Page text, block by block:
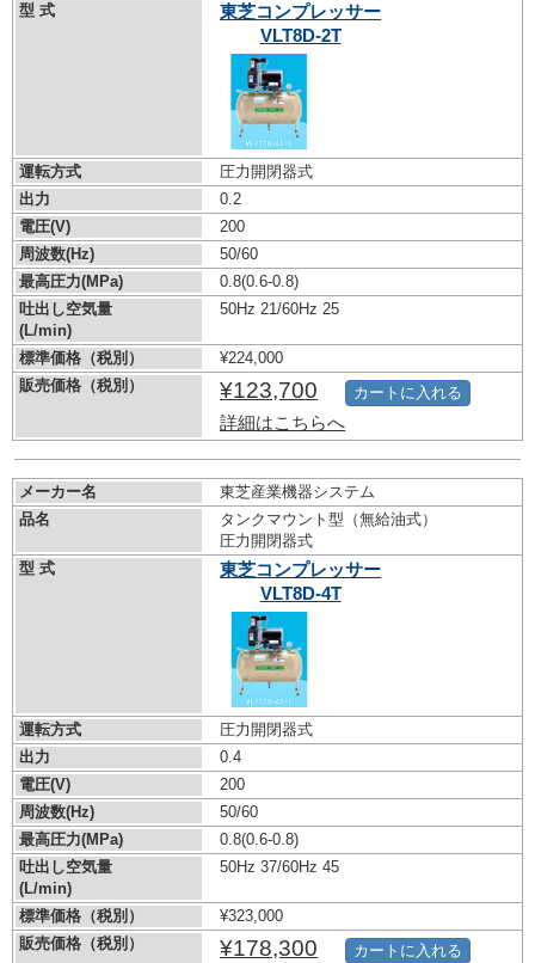
型 式
東芝コンプレッサー
VLT8D-2T
運転方式
圧力開閉器式
出力
0.2
電圧(V)
200
周波数(Hz)
50/60
最高圧力(MPa)
0.8(0.6-0.8)
吐出し空気量
(L/min)
50Hz 21/60Hz 25
標準価格（税別）
¥224,000
販売価格（税別）
¥123,700
詳細はこちらへ
カートに入れる
メーカー名
東芝産業機器システム
品名
タンクマウント型（無給油式）
圧力開閉器式
型 式
東芝コンプレッサー
VLT8D-4T
運転方式
圧力開閉器式
出力
0.4
電圧(V)
200
周波数(Hz)
50/60
最高圧力(MPa)
0.8(0.6-0.8)
吐出し空気量
(L/min)
50Hz 37/60Hz 45
標準価格（税別）
¥323,000
販売価格（税別）
¥178,300 カートに入れる